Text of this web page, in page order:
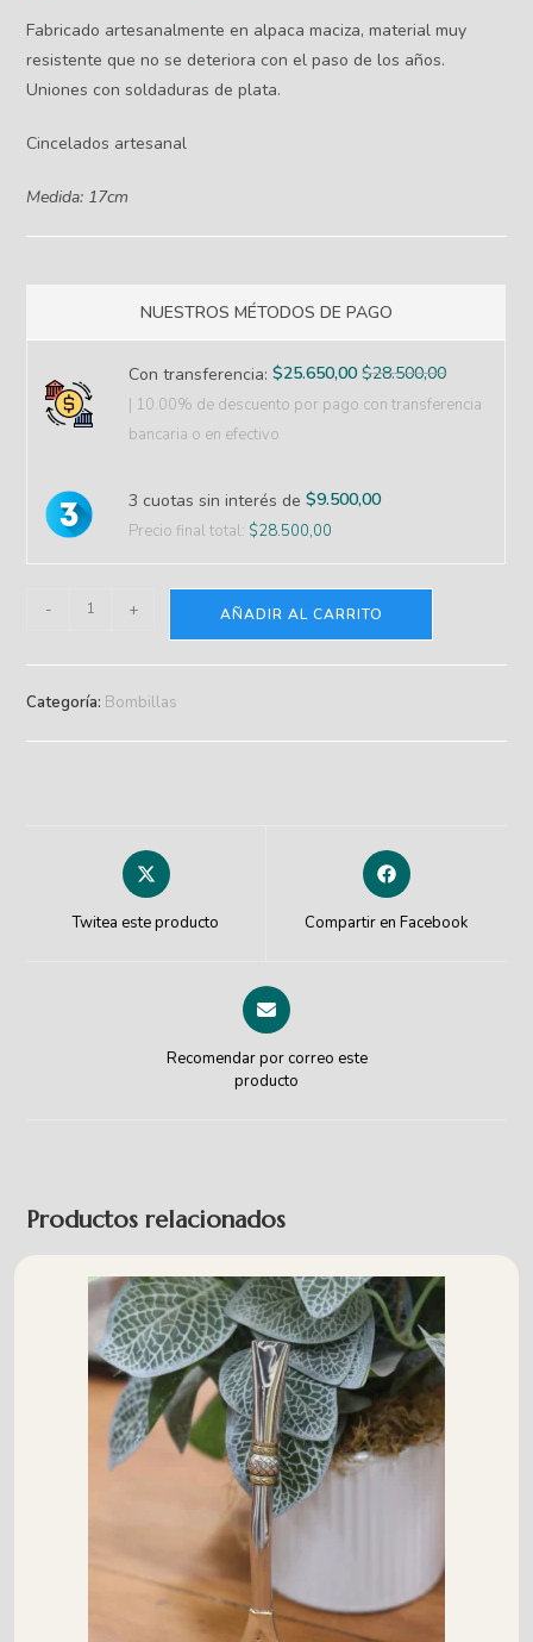
Fabricado artesanalmente en alpaca maciza, material muy
resistente que no se deteriora con el paso de los años.
Uniones con soldaduras de plata.
Cincelados artesanal
Medida: 17cm
NUESTROS MÉTODOS DE PAGO
Con transferencia:$25.650,00 $28.500,00
| 10.00% de descuento por pago con transferencia
bancaria o en efectivo
3 cuotas sin interés de$9.500,00
Precio final total: $28.500,00
- + AÑADIR AL CARRITO
Categoría: Bombillas
Twitea este producto Compartir en Facebook
Recomendar por correo este
producto
Productos relacionados